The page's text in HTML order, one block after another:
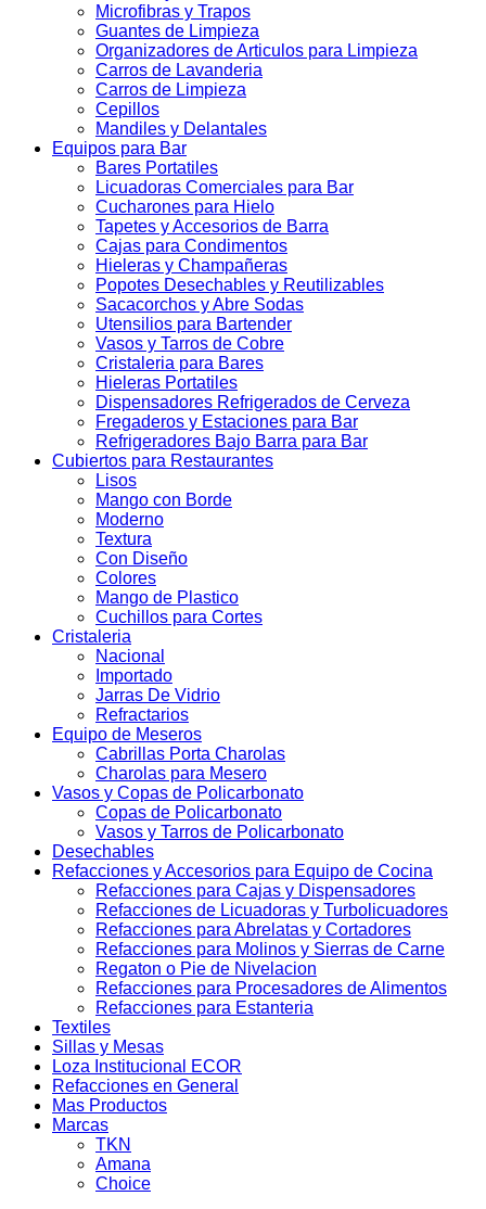
Microfibras y Trapos
Guantes de Limpieza
Organizadores de Articulos para Limpieza
Carros de Lavanderia
Carros de Limpieza
Cepillos
Mandiles y Delantales
Equipos para Bar
Bares Portatiles
Licuadoras Comerciales para Bar
Cucharones para Hielo
Tapetes y Accesorios de Barra
Cajas para Condimentos
Hieleras y Champañeras
Popotes Desechables y Reutilizables
Sacacorchos y Abre Sodas
Utensilios para Bartender
Vasos y Tarros de Cobre
Cristaleria para Bares
Hieleras Portatiles
Dispensadores Refrigerados de Cerveza
Fregaderos y Estaciones para Bar
Refrigeradores Bajo Barra para Bar
Cubiertos para Restaurantes
Lisos
Mango con Borde
Moderno
Textura
Con Diseño
Colores
Mango de Plastico
Cuchillos para Cortes
Cristaleria
Nacional
Importado
Jarras De Vidrio
Refractarios
Equipo de Meseros
Cabrillas Porta Charolas
Charolas para Mesero
Vasos y Copas de Policarbonato
Copas de Policarbonato
Vasos y Tarros de Policarbonato
Desechables
Refacciones y Accesorios para Equipo de Cocina
Refacciones para Cajas y Dispensadores
Refacciones de Licuadoras y Turbolicuadores
Refacciones para Abrelatas y Cortadores
Refacciones para Molinos y Sierras de Carne
Regaton o Pie de Nivelacion
Refacciones para Procesadores de Alimentos
Refacciones para Estanteria
Textiles
Sillas y Mesas
Loza Institucional ECOR
Refacciones en General
Mas Productos
Marcas
TKN
Amana
Choice